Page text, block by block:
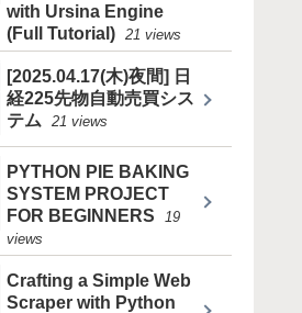
with Ursina Engine
(Full Tutorial) 21 views
[2025.04.17(木)夜間] 日
経225先物自動売買シス
テム
21 views
PYTHON PIE BAKING
SYSTEM PROJECT
FOR BEGINNERS
19
views
Crafting a Simple Web
Scraper with Python